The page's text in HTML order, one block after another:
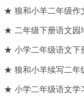
★ 狼和小羊二年级作
★ 二年级下册语文园
★ 小学二年级语文下
★ 狼和小羊续写二年
★ 小学二年级语文学